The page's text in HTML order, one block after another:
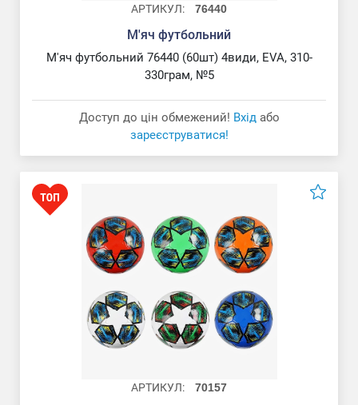
АРТИКУЛ: 76440
М'яч футбольний
М'яч футбольний 76440 (60шт) 4види, EVA, 310-
330грам, №5
Доступ до цін обмежений! Вхід або
зареєструватися!
АРТИКУЛ: 70157